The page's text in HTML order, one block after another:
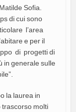
Sofia.
di cui sono
l’area
e per il
di progetti di
in generale sulle
la laurea in
molti